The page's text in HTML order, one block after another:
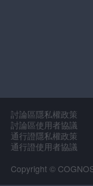
討論區隱私權政策
討論區使用者協議
通行證隱私權政策
通行證使用者協議
Copyright ©